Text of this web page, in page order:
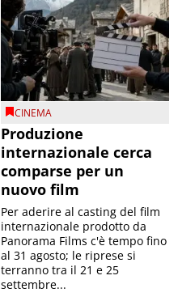
CINEMA
Produzione
internazionale cerca
comparse per un
nuovo film
Per aderire al casting del film
internazionale prodotto da
Panorama Films c'è tempo fino
al 31 agosto; le riprese si
terranno tra il 21 e 25
settembre...